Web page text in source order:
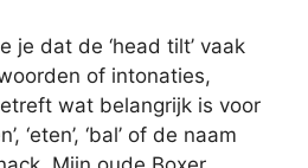
je dat de ‘head tilt’ vaak
of intonaties,
wat belangrijk is voor
‘eten’, ‘bal’ of de naam